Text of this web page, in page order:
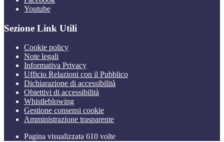
Youtube
Sezione Link Utili
Cookie policy
Note legali
Informativa Privacy
Ufficio Relazioni con il Pubblico
Dichiarazione di accessibilità
Obiettivi di accessibilità
Whistleblowing
Gestione consensi cookie
Amministrazione trasparente
Pagina visualizzata 610 volte